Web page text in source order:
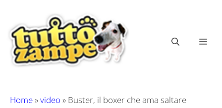
contenuto
Home»video » Buster, il boxer che ama saltare